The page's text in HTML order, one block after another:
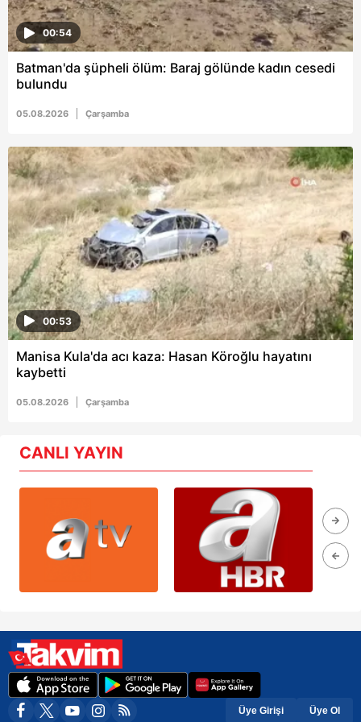
00:54
Batman'da şüpheli ölüm: Baraj gölünde kadın cesedi
bulundu
05.08.2026 Çarşamba
00:53
Manisa Kula'da acı kaza: Hasan Köroğlu hayatını
kaybetti
05.08.2026 Çarşamba
CANLI YAYIN
Üye Girişi Üye Ol